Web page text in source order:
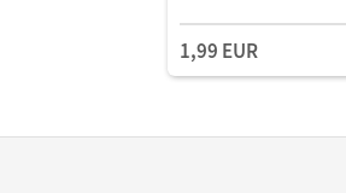
Schuljahr • Schulbuch
als E-Book
1,99 EUR